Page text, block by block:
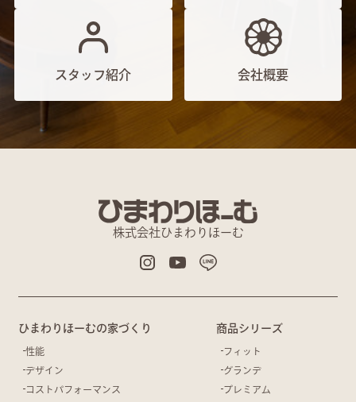
スタッフ紹介 会社概要
株式会社ひまわりほーむ
ひまわりほーむの家づくり
性能
デザイン
コストパフォーマンス
商品シリーズ
フィット
グランデ
プレミアム